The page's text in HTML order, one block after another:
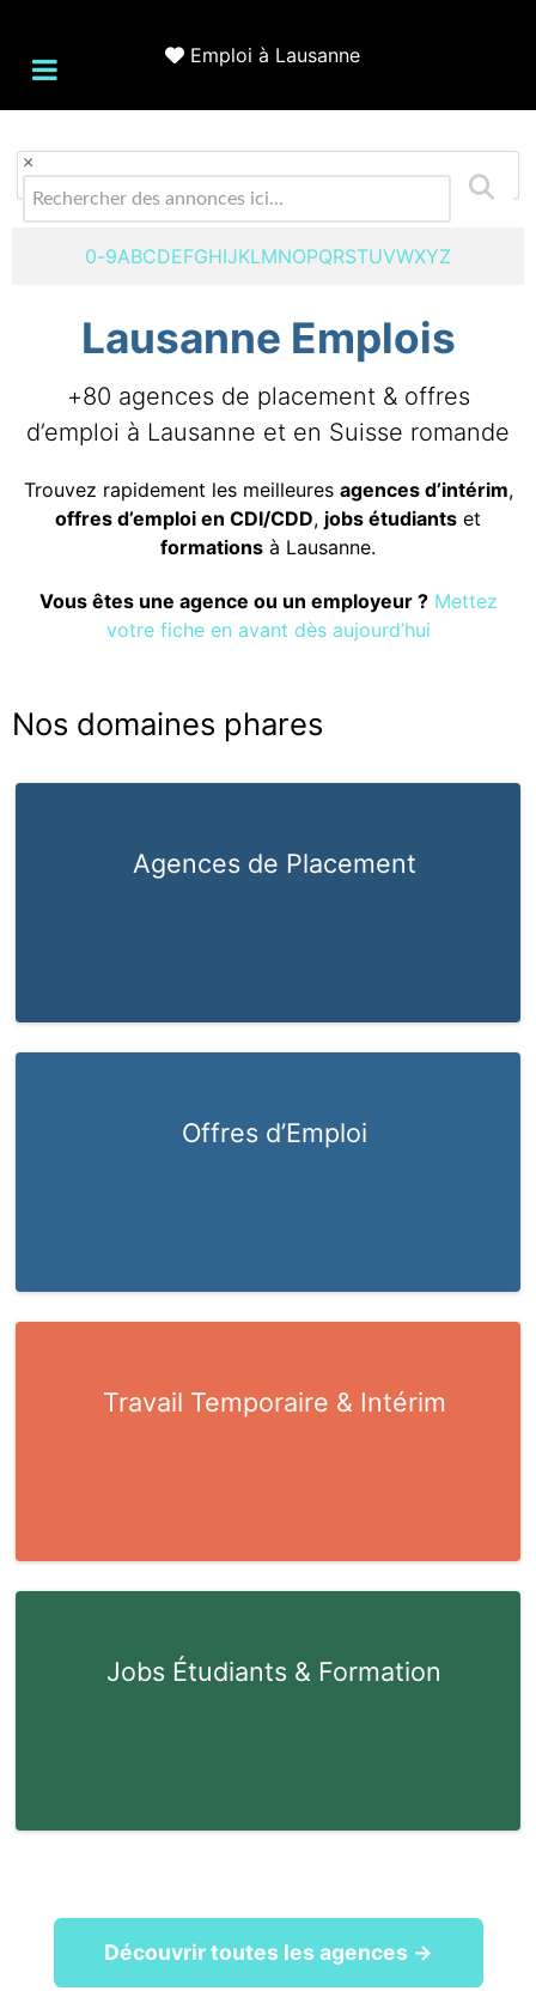
Emploi à Lausanne
×
0-9ABCDEFGHIJKLMNOPQRSTUVWXYZ
Lausanne Emplois
+80 agences de placement & offres
d’emploi à Lausanne et en Suisse romande
Trouvez rapidement les meilleures agences d’intérim,
offres d’emploi en CDI/CDD, jobs étudiants et
formations à Lausanne.
Vous êtes une agence ou un employeur ? Mettez
votre fiche en avant dès aujourd’hui
Nos domaines phares
Agences de Placement
Offres d’Emploi
Travail Temporaire & Intérim
Jobs Étudiants & Formation
Découvrir toutes les agences →